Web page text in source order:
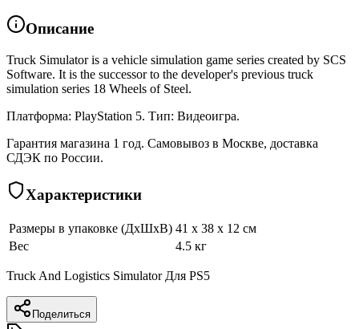
Описание
Truck Simulator is a vehicle simulation game series created by SCS
Software. It is the successor to the developer's previous truck
simulation series 18 Wheels of Steel.
Платформа: PlayStation 5. Тип: Видеоигра.
Гарантия магазина 1 год. Самовывоз в Москве, доставка
СДЭК по России.
Характеристики
Размеры в упаковке (ДхШхВ) 41 x 38 x 12 см
Вес
4.5 кг
Truck And Logistics Simulator Для PS5
Поделиться